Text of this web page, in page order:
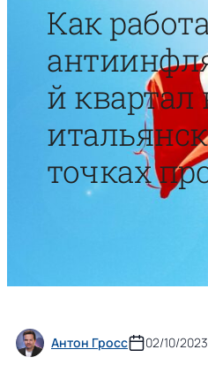
Как
й квартал
точках
Антон Гросс 02/10/2023